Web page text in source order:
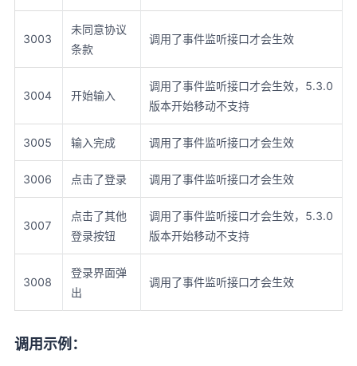
3003
未同意协议
条款
调用了事件监听接口才会生效
3004 开始输入
调用了事件监听接口才会生效，5.3.0
版本开始移动不支持
3005 输入完成 调用了事件监听接口才会生效
3006 点击了登录 调用了事件监听接口才会生效
3007
点击了其他
登录按钮
调用了事件监听接口才会生效，5.3.0
版本开始移动不支持
3008
登录界面弹
出
调用了事件监听接口才会生效
调用示例：